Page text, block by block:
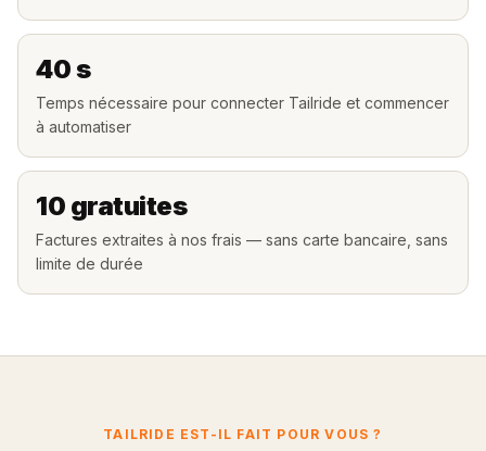
40 s
Temps nécessaire pour connecter Tailride et commencer
à automatiser
10 gratuites
Factures extraites à nos frais — sans carte bancaire, sans
limite de durée
TAILRIDE EST-IL FAIT POUR VOUS ?